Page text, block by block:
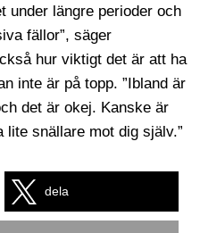
under längre perioder och
fällor”, säger
hur viktigt det är att ha
inte är på topp. ”Ibland är
det är okej. Kanske är
lite snällare mot dig själv.”
dela